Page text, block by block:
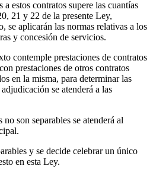
a estos contratos supere las cuantías
21 y 22 de la presente Ley,
se aplicarán las normas relativas a los
y concesión de servicios.
contemple prestaciones de contratos
prestaciones de otros contratos
en la misma, para determinar las
se atenderá a las
son separables se atenderá al
y se decide celebrar un único
en esta Ley.